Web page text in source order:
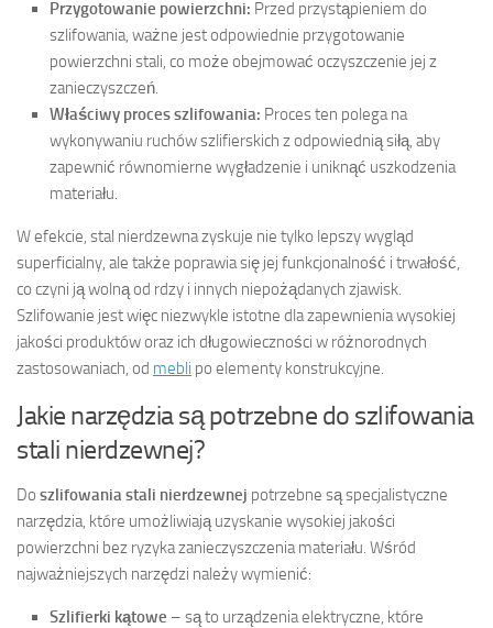
Przygotowanie powierzchni: Przed przystąpieniem do
szlifowania, ważne jest odpowiednie przygotowanie
powierzchni stali, co może obejmować oczyszczenie jej z
zanieczyszczeń.
Właściwy proces szlifowania: Proces ten polega na
wykonywaniu ruchów szlifierskich z odpowiednią siłą, aby
zapewnić równomierne wygładzenie i uniknąć uszkodzenia
materiału.
W efekcie, stal nierdzewna zyskuje nie tylko lepszy wygląd
superficialny, ale także poprawia się jej funkcjonalność i trwałość,
co czyni ją wolną od rdzy i innych niepożądanych zjawisk.
Szlifowanie jest więc niezwykle istotne dla zapewnienia wysokiej
jakości produktów oraz ich długowieczności w różnorodnych
zastosowaniach, od mebli po elementy konstrukcyjne.
Jakie narzędzia są potrzebne do szlifowania
stali nierdzewnej?
Do szlifowania stali nierdzewnej potrzebne są specjalistyczne
narzędzia, które umożliwiają uzyskanie wysokiej jakości
powierzchni bez ryzyka zanieczyszczenia materiału. Wśród
najważniejszych narzędzi należy wymienić:
Szlifierki kątowe – są to urządzenia elektryczne, które